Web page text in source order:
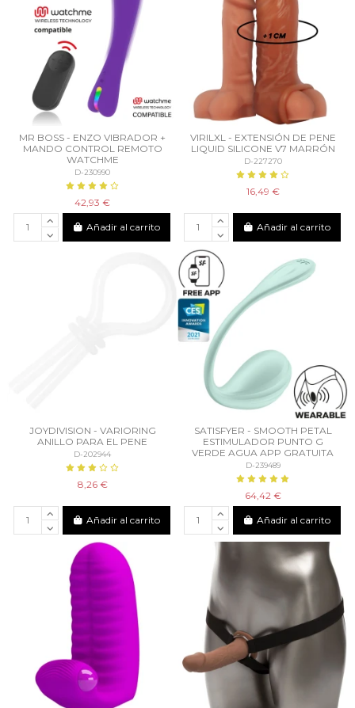
MR BOSS - ENZO VIBRADOR +
MANDO CONTROL REMOTO
WATCHME
D-230990
42,93 €
Añadir al carrito
VIRILXL - EXTENSIÓN DE PENE
LIQUID SILICONE V7 MARRÓN
D-227270
16,49 €
Añadir al carrito
JOYDIVISION - VARIORING
ANILLO PARA EL PENE
D-202944
8,26 €
Añadir al carrito
SATISFYER - SMOOTH PETAL
ESTIMULADOR PUNTO G
VERDE AGUA APP GRATUITA
D-239489
64,42 €
Añadir al carrito